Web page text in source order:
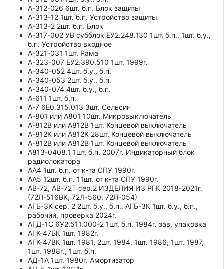
А-312-026 6шт. б.п. Блок защиты
А-313-12 1шт. б.п. Устройство защиты
А-313-2 2шт. б.п. Блок
А-317-002 УВ субблок ЕУ2.248.130 1шт. б.п., 1шт. б.у.,
б.п. Устройство входное
А-321-031 1шт. Рама
А-323-007 ЕУ2.390.510 1шт. 1999г.
А-340-052 4шт. б.у., б.п.
А-340-053 2шт. б.у., б.п.
А-340-074 4шт. б.у., б.п.
А-611 1шт. б.п.
А-7 6Е0.315.013 3шт. Сельсин
А-801 или А801 10шт. Микровыключатель
А-812В или А812В 1шт. Концевой выключатель
А-812К или А812К 28шт. Концевой выключатель
А-812В или А812В 1шт. Концевой выключатель
А813-0408.1 1шт. б.п. 2007г. Индикаторный блок
радиолокатора
АА4 1шт. б.п. от к-та СПУ 1990г.
АА5 12шт. б.п. 11шт. от к-та СПУ 1990г.
АВ-72, АВ-72Т сер.2 ИЗДЕЛИЯ ИЗ РГК 2018-2021г.
(72Л-516ВК, 72Л-560, 72Л-054)
АГБ-3К сер. 2 2шт. б.у., б.п., АГБ-3К 1шт. б.у., б.п.,
рабочий, проверка 2024г.
АГД-1С 6У2.511.000-2 1шт. б.п. 1984г. зав. упаковка
АГК-47БК 1шт. 1982г.
АГК-47ВК 1шт. 1981, 2шт. 1984, 1шт. 1986, 1шт. 1987,
1шт. 1988г., 1шт. б.п.
АД-1А 1шт. 1980г. Амортизатор